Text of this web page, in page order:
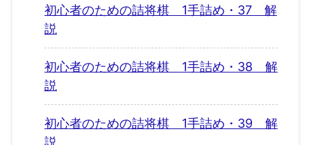
初心者のための詰将棋 1手詰め・37 解
説
初心者のための詰将棋 1手詰め・38 解
説
初心者のための詰将棋 1手詰め・39 解
説